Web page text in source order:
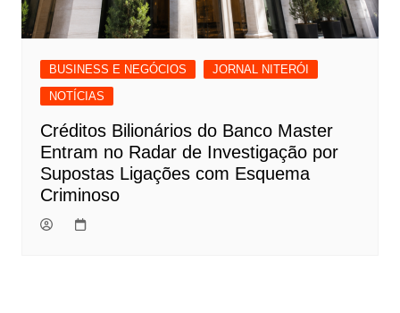
BUSINESS E NEGÓCIOS
JORNAL NITERÓI
NOTÍCIAS
Créditos Bilionários do Banco Master
Entram no Radar de Investigação por
Supostas Ligações com Esquema
Criminoso